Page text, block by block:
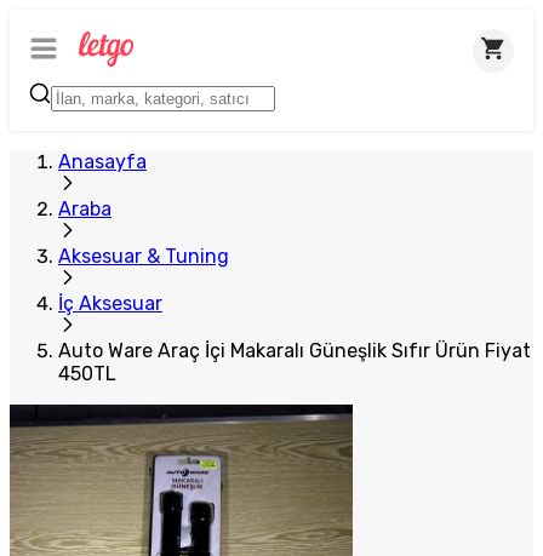
Anasayfa
Araba
Aksesuar & Tuning
İç Aksesuar
Auto Ware Araç İçi Makaralı Güneşlik Sıfır Ürün Fiyat
450TL
Plus Satıcı